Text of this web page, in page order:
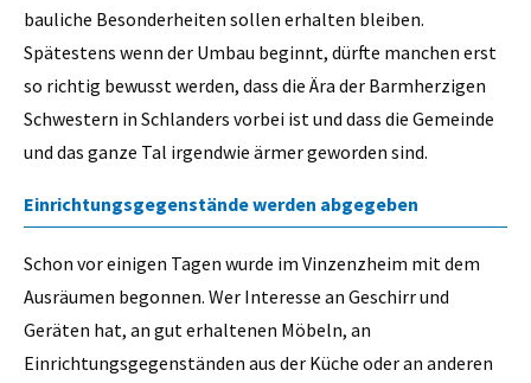
bauliche Besonderheiten sollen erhalten bleiben.
Spätestens wenn der Umbau beginnt, dürfte manchen erst
so richtig bewusst werden, dass die Ära der Barmherzigen
Schwestern in Schlanders vorbei ist und dass die Gemeinde
und das ganze Tal irgendwie ärmer geworden sind.
Einrichtungsgegenstände werden abgegeben
Schon vor einigen Tagen wurde im Vinzenzheim mit dem
Ausräumen begonnen. Wer Interesse an Geschirr und
Geräten hat, an gut erhaltenen Möbeln, an
Einrichtungsgegenständen aus der Küche oder an anderen